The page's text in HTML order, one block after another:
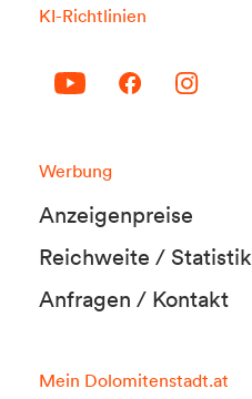
KI-Richtlinien
Werbung
Anzeigenpreise
Reichweite / Statistik
Anfragen / Kontakt
Mein Dolomitenstadt.at